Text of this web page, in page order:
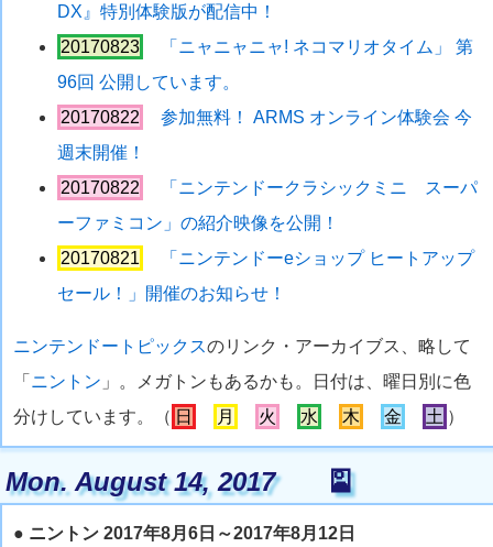
DX』特別体験版が配信中！
20170823
「ニャニャニャ! ネコマリオタイム」 第
96回 公開しています。
20170822
参加無料！ ARMS オンライン体験会 今
週末開催！
20170822
「ニンテンドークラシックミニ スーパ
ーファミコン」の紹介映像を公開！
20170821
「ニンテンドーeショップ ヒートアップ
セール！」開催のお知らせ！
ニンテンドートピックスのリンク・アーカイブス、略して
「 ニントン 」。メガトンもあるかも。日付は、曜日別に色
分けしています。（ 日 月 火 水 木 金 土 ）
Mon. August 14, 2017🎴
● ニントン 2017年8月6日～2017年8月12日